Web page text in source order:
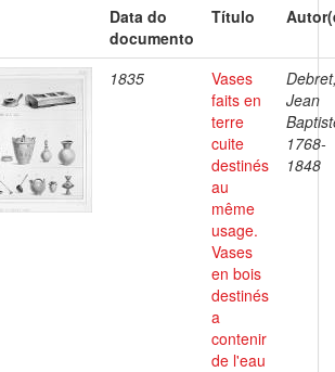
Data do
documento
Título
1835
Vases
faits en
terre
cuite
destinés
au
même
usage.
Vases
en bois
destinés
a
contenir
de l'eau
Jean
1768-
1848